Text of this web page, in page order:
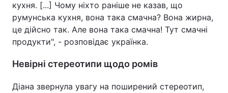
кухня. [...] Чому ніхто раніше не казав, що
румунська кухня, вона така смачна? Вона жирна,
це дійсно так. Але вона така смачна! Тут смачні
продукти", - розповідає українка.
Невірні стереотипи щодо ромів
Діана звернула увагу на поширений стереотип,